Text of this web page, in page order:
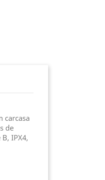
carcasa
de
IPX4,